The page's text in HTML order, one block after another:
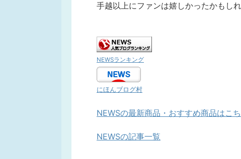
手越以上にファンは嬉しかったかもしれ
NEWSランキング
にほんブログ村
NEWSの最新商品・おすすめ商品はこ
NEWSの記事一覧